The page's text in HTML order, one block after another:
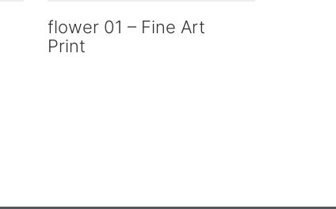
flower 01 – Fine Art
Print